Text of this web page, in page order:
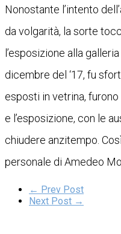
Nonostante l’intento
da volgarità, la sorte
l’esposizione alla
dicembre del ‘17, fu
esposti in vetrina,
e l’esposizione, con le
chiudere anzitempo.
personale di Amedeo
← Prev Post
Next Post →